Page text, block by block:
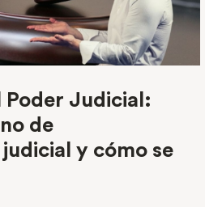
Poder Judicial:
de
y cómo se